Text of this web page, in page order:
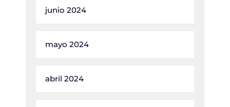
junio 2024
mayo 2024
abril 2024